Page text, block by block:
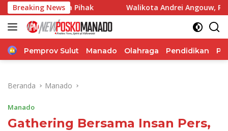
Langsung
ke
konten
Breaking News
Pihak Walikota Andrei Angouw, Paparkan
Home
Pemprov Sulut Manado Olahraga Pendidikan
Beranda Manado
Manado
Gathering Bersama Insan Pers,